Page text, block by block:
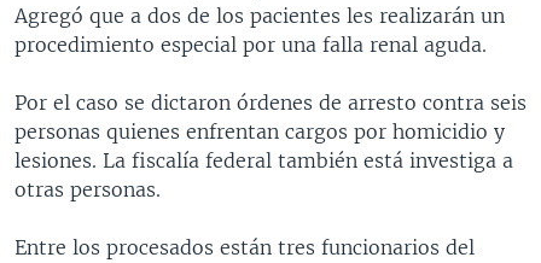
Agregó que a dos de los pacientes les realizarán un
procedimiento especial por una falla renal aguda.
Por el caso se dictaron órdenes de arresto contra seis
personas quienes enfrentan cargos por homicidio y
lesiones. La fiscalía federal también está investiga a
otras personas.
Entre los procesados están tres funcionarios del